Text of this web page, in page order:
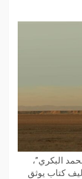
البكري”،
كتاب يوثق